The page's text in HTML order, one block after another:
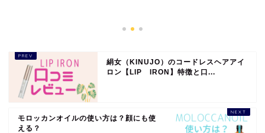
絹女（KINUJO）のコードレスヘアアイ
ロン【LIP IRON】特徴と口...
モロッカンオイルの使い方は？顔にも使
える？